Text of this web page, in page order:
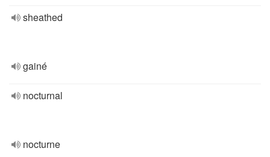
sheathed
gainé
nocturnal
nocturne